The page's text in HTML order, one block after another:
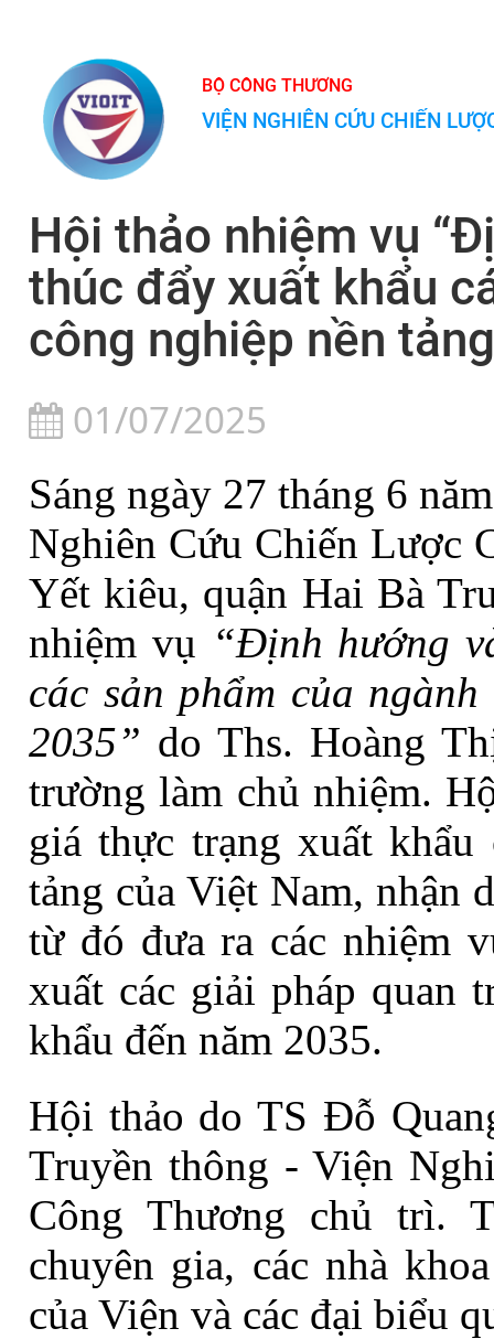
BỘ CÔNG THƯƠNG
VIỆN NGHIÊN CỨU CHIẾN
Hội thảo nhiệm vụ
thúc đẩy xuất khẩu
công nghiệp nền
01/07/2025
Sáng ngày 27 tháng 6
Nghiên Cứu Chiến Lược
Yết kiêu, quận Hai Bà
nhiệm vụ “Định hướng
các sản phẩm của
2035” do Ths. Hoàng
trường làm chủ nhiệm.
giá thực trạng xuất khẩu
tảng của Việt Nam, nhận
từ đó đưa ra các nhiệm
xuất các giải pháp quan
khẩu đến năm 2035.
Hội thảo doTS Đỗ
Truyền thông - Viện
Công Thương chủ trì.
chuyên gia, các nhà
của Viện và các đại biểu